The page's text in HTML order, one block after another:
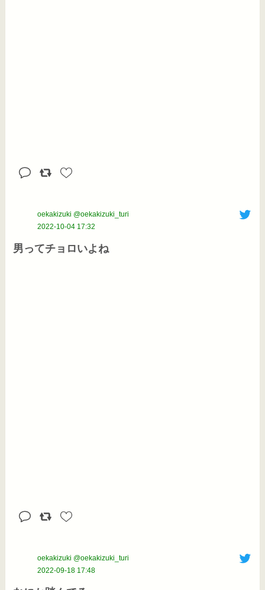
oekakizuki @oekakizuki_turi
2022-10-04 17:32
男ってチョロいよね
oekakizuki @oekakizuki_turi
2022-09-18 17:48